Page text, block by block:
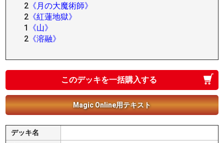
2 《月の大魔術師》
2 《紅蓮地獄》
1
《山》
2 《溶融》
このデッキを一括購入する
Magic Online用テキスト
デッキ名